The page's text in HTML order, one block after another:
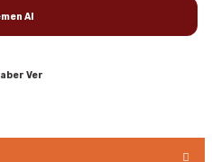
Al
Ver